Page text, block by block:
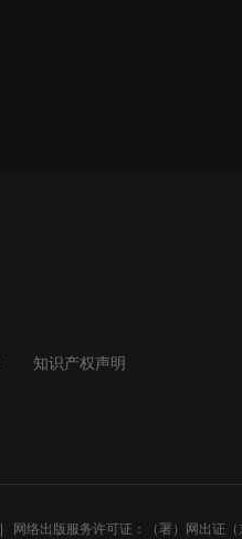
知识产权声明
网络出版服务许可证：（署）网出证